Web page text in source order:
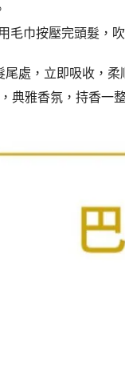
毛巾按壓完頭髮，
處，立即吸收，柔
典雅香氛，持香一